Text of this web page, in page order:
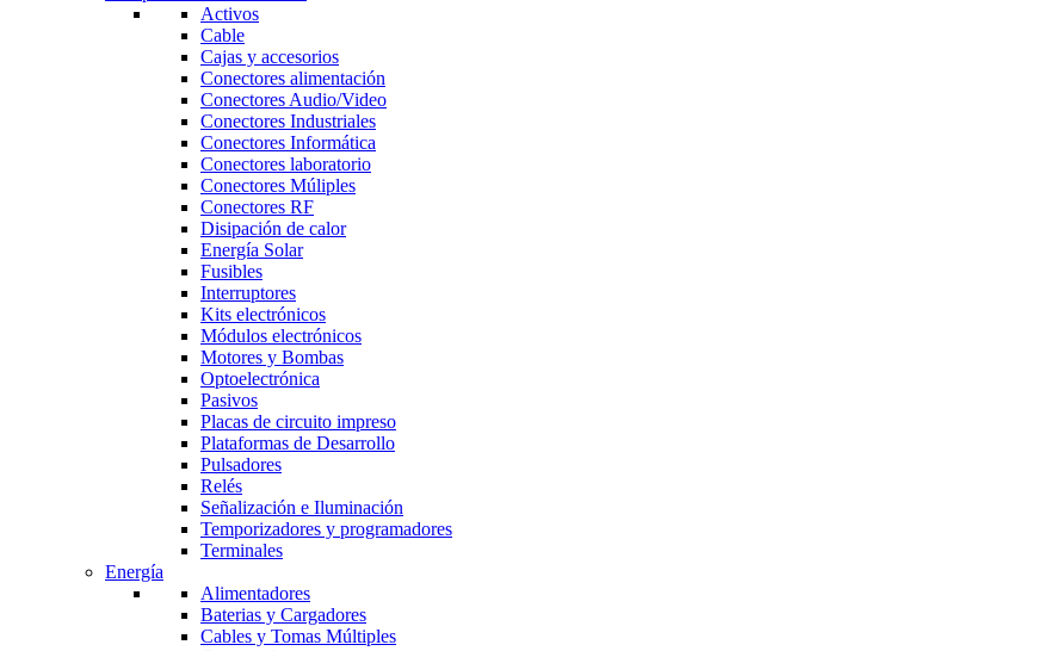
Activos
Cable
Cajas y accesorios
Conectores alimentación
Conectores Audio/Video
Conectores Industriales
Conectores Informática
Conectores laboratorio
Conectores Múliples
Conectores RF
Disipación de calor
Energía Solar
Fusibles
Interruptores
Kits electrónicos
Módulos electrónicos
Motores y Bombas
Optoelectrónica
Pasivos
Placas de circuito impreso
Plataformas de Desarrollo
Pulsadores
Relés
Señalización e Iluminación
Temporizadores y programadores
Terminales
Energía
Alimentadores
Baterias y Cargadores
Cables y Tomas Múltiples